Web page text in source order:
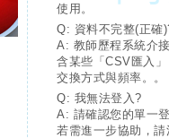
使用。
Q: 資料不完整(正確
A: 教師歷程系統介
含某些「CSV匯入
交換方式與頻率。。
Q: 我無法登入?
A: 請確認您的單一
若需進一步協助，